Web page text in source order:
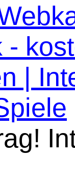
-
|